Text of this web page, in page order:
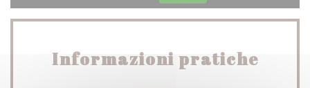
Informazioni pratiche